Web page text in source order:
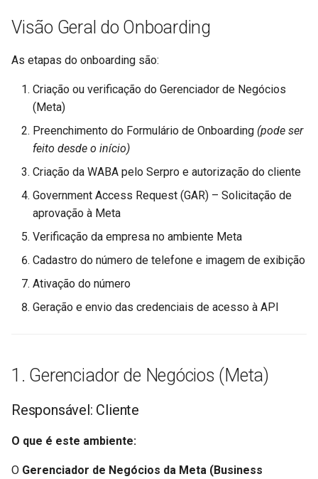
a4. Solicitação de Aprovação
de Uso Governamental junto à
Responsável: Serpro
Ambiente Meta
Responsável: Cliente (com
apoio do Serpro)
solicitado:
O que você precisa fazer:
6. Cadastro do Número de
Responsável: Cliente ou
Regras importantes sobre o
número de telefone:
Visão Geral do Onboarding
As etapas do onboarding são:
Criação ou verificação do Gerenciador de Negócios
(Meta)
Preenchimento do Formulário de Onboarding (pode ser
feito desde o início)
Criação da WABA pelo Serpro e autorização do cliente
Government Access Request (GAR) – Solicitação de
aprovação à Meta
Verificação da empresa no ambiente Meta
Cadastro do número de telefone e imagem de exibição
Ativação do número
Geração e envio das credenciais de acesso à API
1. Gerenciador de Negócios (Meta)
Responsável: Cliente
O que é este ambiente:
O Gerenciador de Negócios da Meta (Business